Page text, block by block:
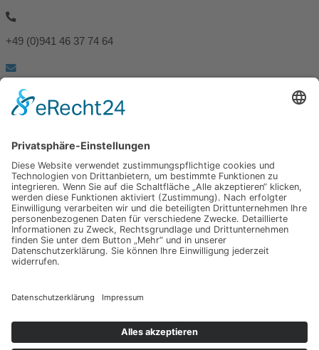
+49 (0)941 46 37 74 64
info@spuerbares.hubert-bruderlein.com
SPÜRbares
Hauptseite
Impressum
Datenschutz
Hauptseite
Impressum
Datenschutz
Meine anderen Seiten
hubert-bruederlein.com
praxis-zweite-meinung.de